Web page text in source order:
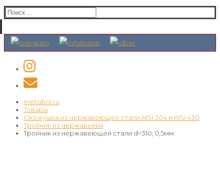
Искать:
metobol.ru
Товары
Окожушка из нержавеющей стали AISI 304 и AISI 430
Тройник из нержавейки
Тройник из нержавеющей стали d=310, 0,5мм